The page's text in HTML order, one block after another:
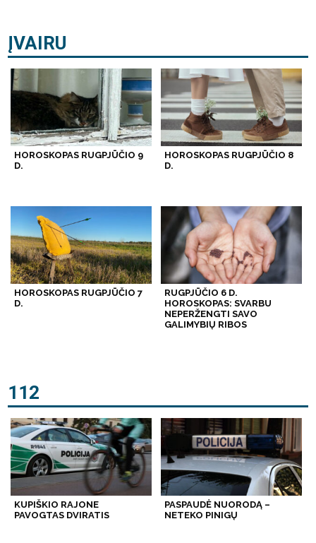
ĮVAIRU
HOROSKOPAS RUGPJŪČIO 9
D.
HOROSKOPAS RUGPJŪČIO 8
D.
HOROSKOPAS RUGPJŪČIO 7
D.
RUGPJŪČIO 6 D.
HOROSKOPAS: SVARBU
NEPERŽENGTI SAVO
GALIMYBIŲ RIBOS
112
KUPIŠKIO RAJONE
PAVOGTAS DVIRATIS
PASPAUDĖ NUORODĄ –
NETEKO PINIGŲ